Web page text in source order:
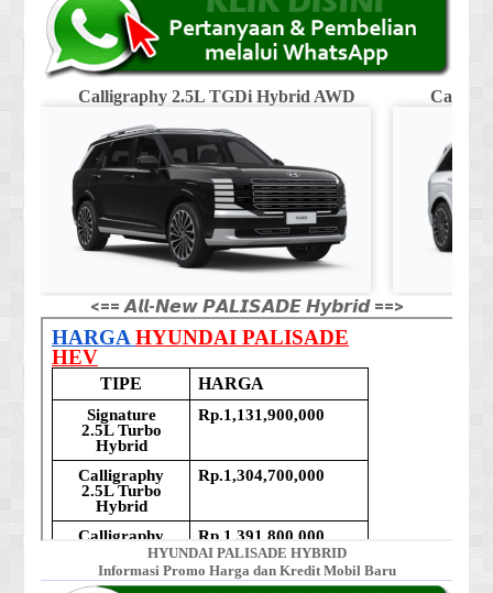
Calligraphy 2.5L TGDi Hybrid AWD
<== 𝘼𝙡𝙡-𝙉𝙚𝙬 𝙋𝘼𝙇𝙄𝙎𝘼𝘿𝙀 𝙃𝙮𝙗𝙧𝙞𝙙 ==>
HYUNDAI PALISADE HYBRID
Informasi Promo Harga dan Kredit Mobil Baru